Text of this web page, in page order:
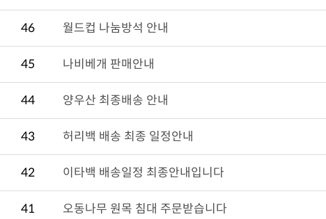
46 월드컵 나눔방석 안내
45 나비베개 판매안내
44 양우산 최종배송 안내
43 허리백 배송 최종 일정안내
42 이타백 배송일정 최종안내입니다
41 오동나무 원목 침대 주문받습니다